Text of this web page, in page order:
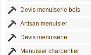
Devis menuiserie bois
Artisan menuisier
Devis menuiserie
Menuisier charpentier